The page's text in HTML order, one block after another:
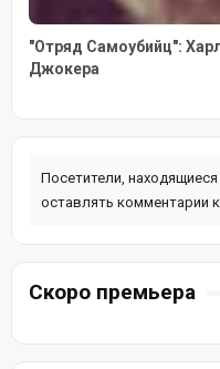
"Отряд Самоубийц":
Джокера
Посетители, находящиеся
оставлять комментарии
Скоро премьера